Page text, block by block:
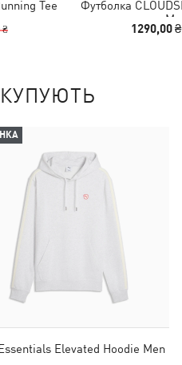
Tee
₴
Футболка
Men
1290,00 ₴
Elevated Hoodie Men